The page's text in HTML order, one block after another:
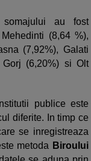
au fost
(8,64 %),
(7,92%), Galati
Gorj (6,20%) si Olt
publice este
diferite. In timp ce
se inregistreaza
metoda Biroului